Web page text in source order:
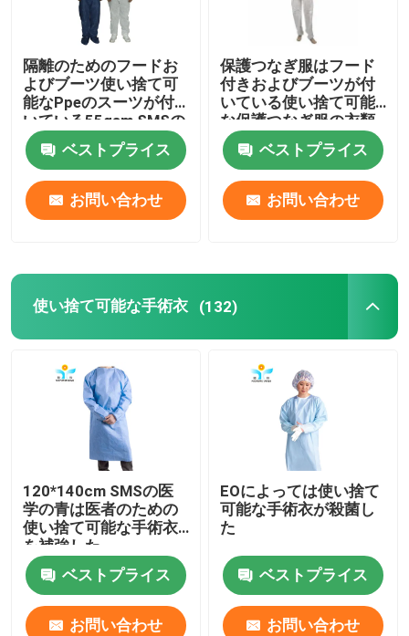
私達について
工場旅行
品質管理
私達に連絡しなさい
使い捨て可能な保護摩耗
使い捨て可能な保護つなぎ服
使い捨て可能な手術衣
SMSの非編まれた生地
PPの非編まれた生地
隔離のためのフードお
よびブーツ使い捨て可
能なPpeのスーツが付
いている55gsm SMSの
使い捨て可能なつなぎ
服
ベストプライス
お問い合わせ
保護つなぎ服はフード
付きおよびブーツが付
いている使い捨て可能
な保護つなぎ服の衣類
のスーツを隔離する
Smsに適する
ベストプライス
お問い合わせ
使い捨て可能な手術衣 (132)
120*140cm SMSの医
学の青は医者のための
使い捨て可能な手術衣
を補強した
ベストプライス
お問い合わせ
EOによっては使い捨て
可能な手術衣が殺菌し
た
ベストプライス
お問い合わせ